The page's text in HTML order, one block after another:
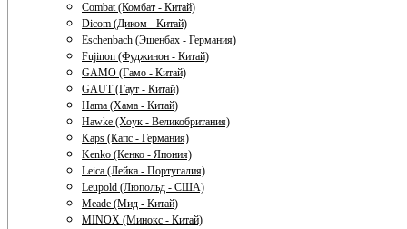
Combat (Комбат - Китай)
Dicom (Диком - Китай)
Eschenbach (Эшенбах - Германия)
Fujinon (Фуджинон - Китай)
GAMO (Гамо - Китай)
GAUT (Гаут - Китай)
Hama (Хама - Китай)
Hawke (Хоук - Великобритания)
Kaps (Капс - Германия)
Kenko (Кенко - Япония)
Leica (Лейка - Португалия)
Leupold (Люпольд - США)
Meade (Мид - Китай)
MINOX (Минокс - Китай)